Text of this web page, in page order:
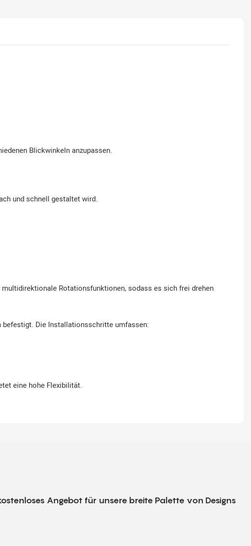
Blickwinkeln anzupassen.
und schnell gestaltet wird.
multidirektionale Rotationsfunktionen, sodass es sich frei drehen
befestigt. Die Installationsschritte umfassen:
eine hohe Flexibilität.
Angebot für unsere breite Palette von Designs